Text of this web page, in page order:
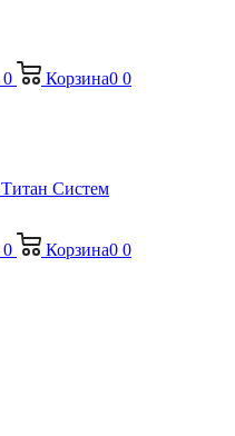
0 Корзина0 0
0 Корзина0 0